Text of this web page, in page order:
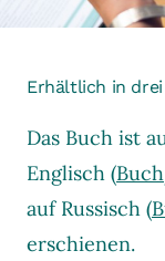
Erhältlich in
Das Buch ist
Englisch (Buch
auf Russisch (
erschienen.